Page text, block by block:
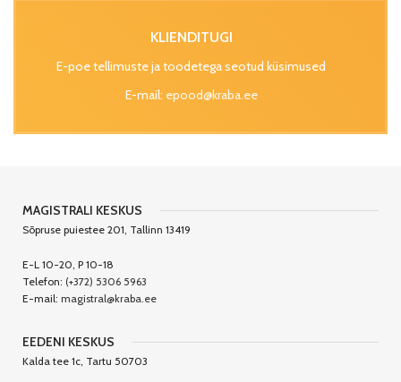
KLIENDITUGI
E-poe tellimuste ja toodetega seotud küsimused
E-mail: epood@kraba.ee
MAGISTRALI KESKUS
Sõpruse puiestee 201, Tallinn 13419
E-L 10-20, P 10-18
Telefon: (+372) 5306 5963
E-mail: magistral@kraba.ee
EEDENI KESKUS
Kalda tee 1c, Tartu 50703